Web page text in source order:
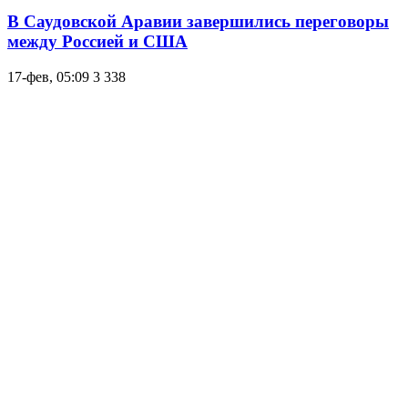
В Саудовской Аравии завершились переговоры
между Россией и США
17-фев, 05:09 3 338